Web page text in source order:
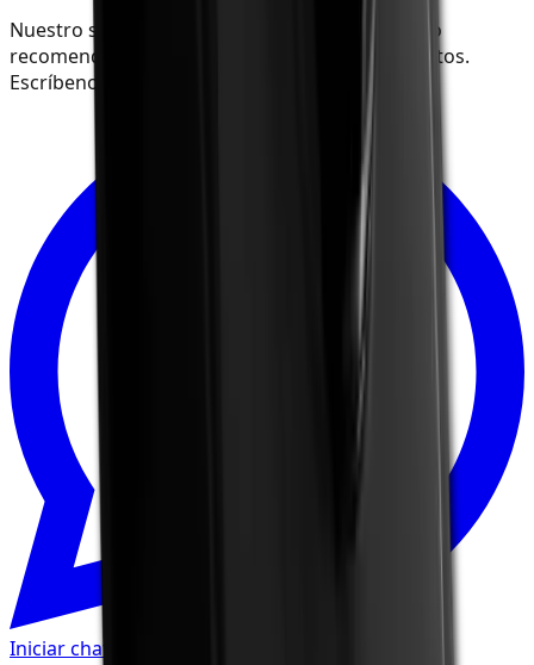
Nuestro soporte te ayuda con envíos, pedidos o
recomendaciones de productos en pocos minutos.
Escríbenos simplemente por WhatsApp.
Iniciar chat de WhatsApp